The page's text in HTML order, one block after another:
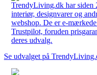
TrendyLiving.dk har siden
interiør, designvarer og
webshop. De er e-
Trustpilot, foruden
deres udvalg.
Se udvalget på